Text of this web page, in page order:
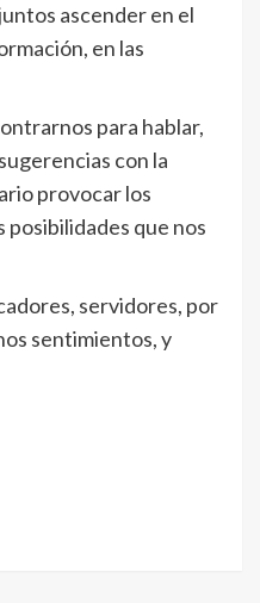
ascender en el
en las
para hablar,
con la
provocar los
posibilidades que nos
servidores, por
sentimientos, y